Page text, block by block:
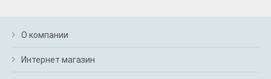
О компании
Интернет магазин